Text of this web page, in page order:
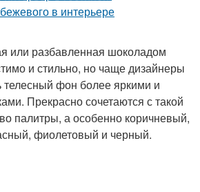
или разбавленная шоколадом
и стильно, но чаще дизайнеры
телесный фон более яркими и
Прекрасно сочетаются с такой
палитры, а особенно коричневый,
фиолетовый и черный.